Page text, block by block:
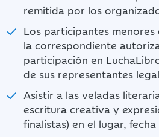
remitida por los
Los participantes
la correspondiente
participación en
de sus representantes
Asistir a las veladas
escritura creativa y
finalistas) en el lugar,